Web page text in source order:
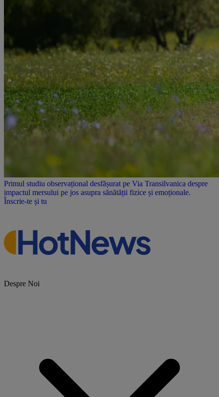
Primul studiu observațional desfășurat pe Via Transilvanica despre
impactul mersului pe jos asupra sănătății fizice și emoționale.
Înscrie-te și tu
Despre Noi